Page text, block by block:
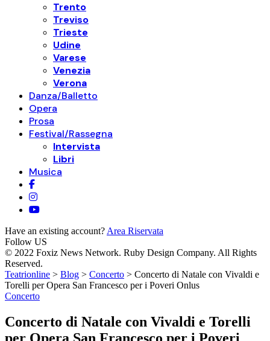
Trento
Treviso
Trieste
Udine
Varese
Venezia
Verona
Danza/Balletto
Opera
Prosa
Festival/Rassegna
Intervista
Libri
Musica
Have an existing account? Area Riservata
Follow US
© 2022 Foxiz News Network. Ruby Design Company. All Rights
Reserved.
Teatrionline > Blog > Concerto > Concerto di Natale con Vivaldi e
Torelli per Opera San Francesco per i Poveri Onlus
Concerto
Concerto di Natale con Vivaldi e Torelli